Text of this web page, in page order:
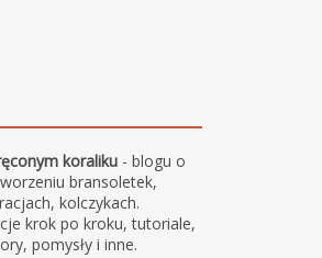
koraliku - blogu o
bransoletek,
kolczykach.
krok po kroku, tutoriale,
pomysły i inne.